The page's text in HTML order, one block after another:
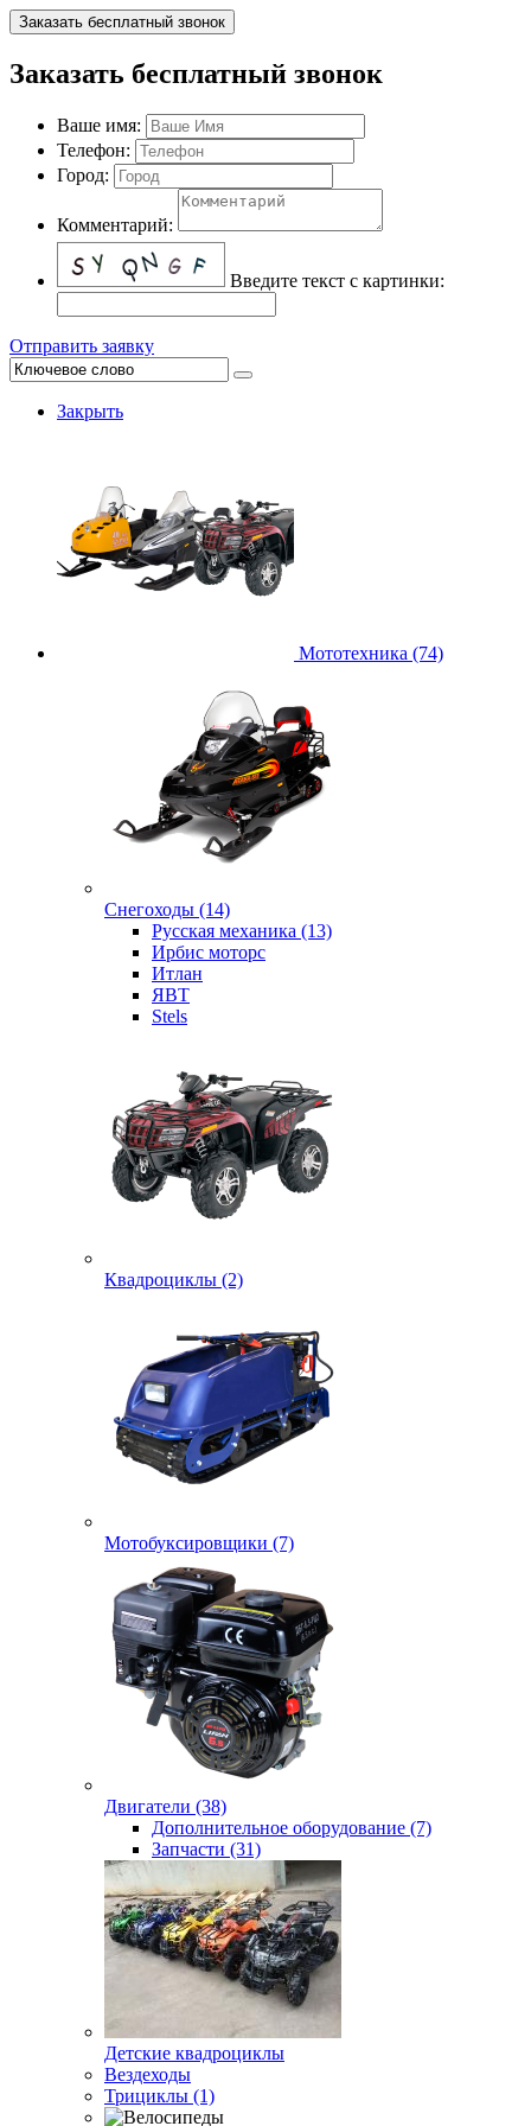
Заказать бесплатный звонок
Заказать бесплатный звонок
Ваше имя:
Телефон:
Город:
Комментарий:
Введите текст с картинки:
Отправить заявку
Закрыть
Мототехника (74)
Снегоходы (14)
Русская механика (13)
Ирбис моторс
Итлан
ЯВТ
Stels
Квадроциклы (2)
Мотобуксировщики (7)
Двигатели (38)
Дополнительное оборудование (7)
Запчасти (31)
Детские квадроциклы
Вездеходы
Трициклы (1)